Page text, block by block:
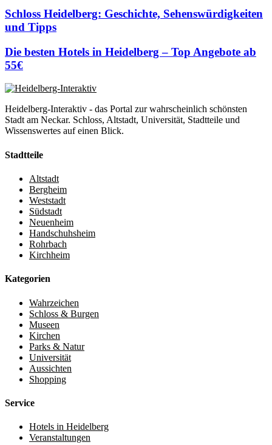
Schloss Heidelberg: Geschichte, Sehenswürdigkeiten
und Tipps
Die besten Hotels in Heidelberg – Top Angebote ab
55€
Heidelberg-Interaktiv - das Portal zur wahrscheinlich schönsten
Stadt am Neckar. Schloss, Altstadt, Universität, Stadtteile und
Wissenswertes auf einen Blick.
Stadtteile
Altstadt
Bergheim
Weststadt
Südstadt
Neuenheim
Handschuhsheim
Rohrbach
Kirchheim
Kategorien
Wahrzeichen
Schloss & Burgen
Museen
Kirchen
Parks & Natur
Universität
Aussichten
Shopping
Service
Hotels in Heidelberg
Veranstaltungen